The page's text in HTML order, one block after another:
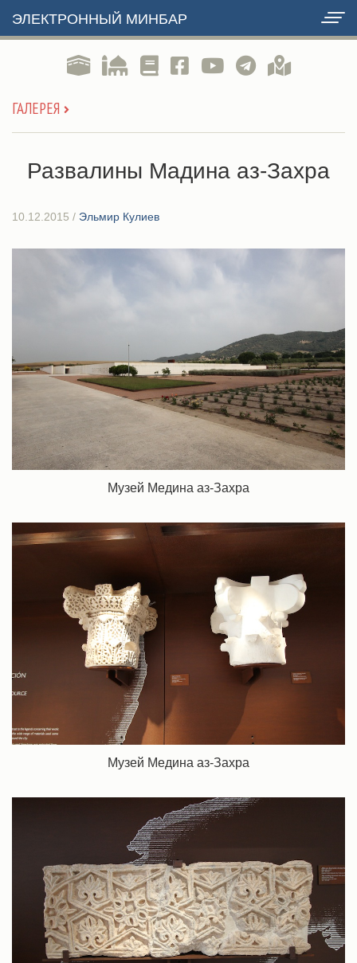
ЭЛЕКТРОННЫЙ МИНБАР
ГАЛЕРЕЯ
Развалины Мадина аз-Захра
10.12.2015 / Эльмир Кулиев
Музей Медина аз-Захра
Музей Медина аз-Захра